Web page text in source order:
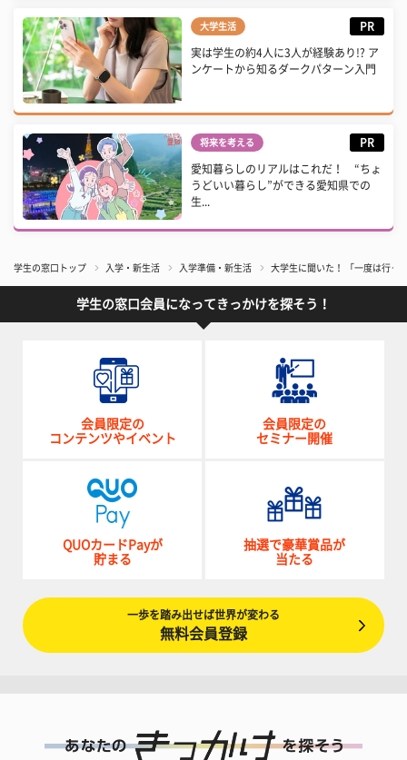
大学生活 PR
実は学生の約4人に3人が経験あり!? ア
ンケートから知るダークパターン入門
将来を考える PR
愛知暮らしのリアルはこれだ！ “ちょ
うどいい暮らし”ができる愛知県での
生...
学生の窓口トップ 入学・新生活 入学準備・新生活 大学生に聞いた！ 「一度は行っ
学生の窓口会員になってきっかけを探そう！
会員限定の
コンテンツやイベント
会員限定の
セミナー開催
QUOカードPayが
貯まる
抽選で豪華賞品が
当たる
一歩を踏み出せば世界が変わる
無料会員登録